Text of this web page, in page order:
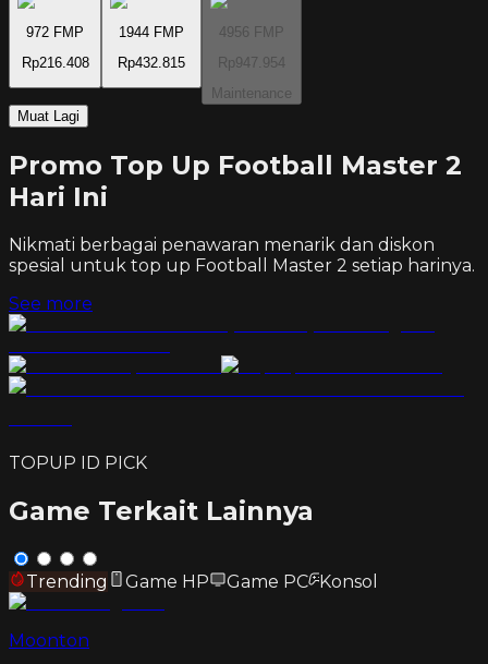
972 FMP
Rp216.408
1944 FMP
Rp432.815
4956 FMP
Rp947.954
Maintenance
Muat Lagi
Promo Top Up Football Master 2
Hari Ini
Nikmati berbagai penawaran menarik dan diskon
spesial untuk top up Football Master 2 setiap harinya.
See more
TOPUP ID PICK
Game Terkait Lainnya
Trending Game HP Game PC Konsol
Moonton